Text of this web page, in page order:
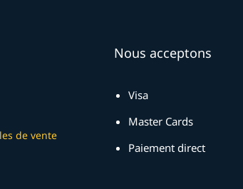
de vente
Nous acceptons
Visa
Master Cards
Paiement direct